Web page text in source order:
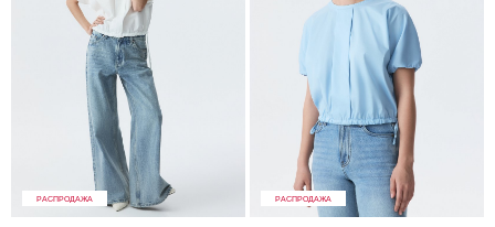
РАСПРОДАЖА РАСПРОДАЖА